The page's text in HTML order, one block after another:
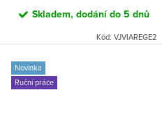
Skladem, dodání do 5 dnů
Kód: VJVIAREGE2
Novinka
Ruční práce